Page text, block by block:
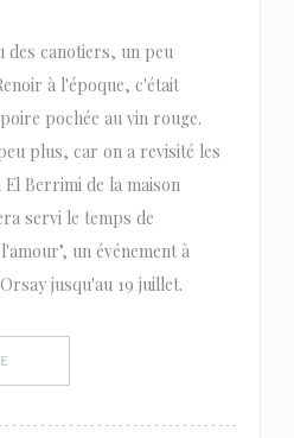
des canotiers, un peu
à l'époque, c'était
pochée au vin rouge.
plus, car on a revisité les
Berrimi de la maison
servi le temps de
un événement à
jusqu'au 19 juillet.